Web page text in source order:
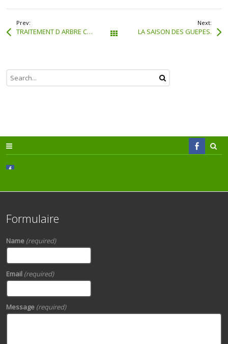
Prev:
TRAITEMENT D ARBRE CONTRE LES CHENILLE Tous les articles
Next:
LA SAISON DES GUEPES.
Formulaire
Name (required)
Email (required)
Message (required)